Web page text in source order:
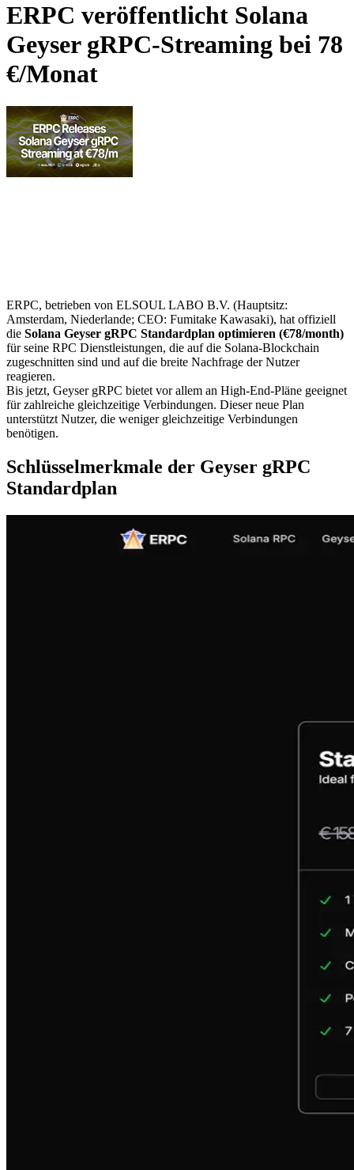
ERPC veröffentlicht Solana
Geyser gRPC-Streaming bei 78
€/Monat
ERPC, betrieben von ELSOUL LABO B.V. (Hauptsitz:
Amsterdam, Niederlande; CEO: Fumitake Kawasaki), hat offiziell
die Solana Geyser gRPC Standardplan optimieren (€78/month)
für seine RPC Dienstleistungen, die auf die Solana-Blockchain
zugeschnitten sind und auf die breite Nachfrage der Nutzer
reagieren.
Bis jetzt, Geyser gRPC bietet vor allem an High-End-Pläne geeignet
für zahlreiche gleichzeitige Verbindungen. Dieser neue Plan
unterstützt Nutzer, die weniger gleichzeitige Verbindungen
benötigen.
Schlüsselmerkmale der Geyser gRPC
Standardplan